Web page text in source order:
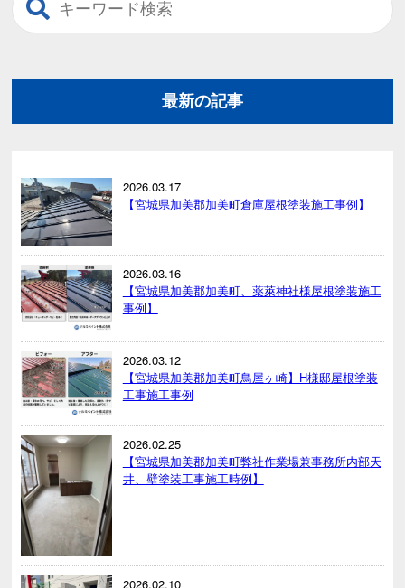
最新の記事
2026.03.17
【宮城県加美郡加美町倉庫屋根塗装施工事例】
2026.03.16
【宮城県加美郡加美町、薬萊神社様屋根塗装施工
事例】
2026.03.12
【宮城県加美郡加美町鳥屋ヶ崎】H様邸屋根塗装
工事施工事例
2026.02.25
【宮城県加美郡加美町弊社作業場兼事務所内部天
井、壁塗装工事施工時例】
2026.02.10